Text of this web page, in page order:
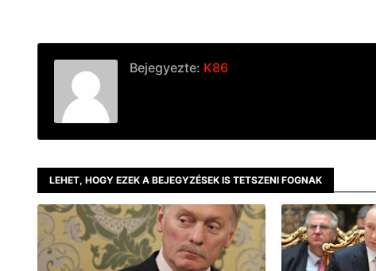
Bejegyezte: K86
LEHET, HOGY EZEK A BEJEGYZÉSEK IS TETSZENI FOGNAK